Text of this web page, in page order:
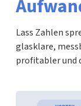
Lass Zahlen
glasklare,
profitabler und